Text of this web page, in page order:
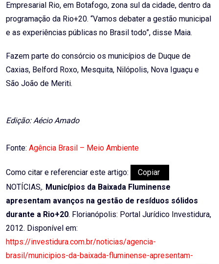
Empresarial Rio, em Botafogo, zona sul da cidade, dentro da
programação da Rio+20. “Vamos debater a gestão municipal
e as experiências públicas no Brasil todo”, disse Maia.
Fazem parte do consórcio os municípios de Duque de
Caxias, Belford Roxo, Mesquita, Nilópolis, Nova Iguaçu e
São João de Meriti.
Edição: Aécio Amado
Fonte: Agência Brasil – Meio Ambiente
Como citar e referenciar este artigo:
Copiar
NOTÍCIAS,. Municípios da Baixada Fluminense
apresentam avanços na gestão de resíduos sólidos
durante a Rio+20. Florianópolis: Portal Jurídico Investidura,
2012. Disponível em:
https://investidura.com.br/noticias/agencia-
brasil/municipios-da-baixada-fluminense-apresentam-